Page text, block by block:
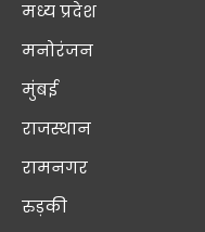
मध्य प्रदेश
मनोरंजन
मुंबई
राजस्थान
रामनगर
रुड़की